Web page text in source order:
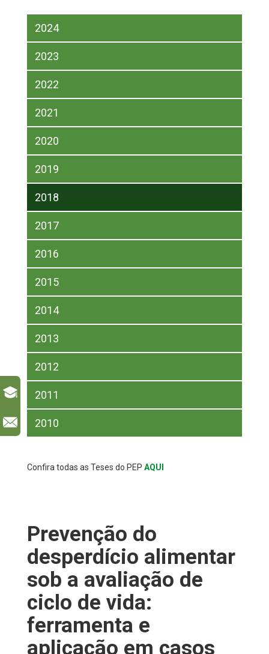
2024
2023
2022
2021
2020
2019
2018
2017
2016
2015
2014
2013
2012
2011
2010
Confira todas as Teses do PEP AQUI
Prevenção do
desperdício alimentar
sob a avaliação de
ciclo de vida:
ferramenta e
aplicação em casos